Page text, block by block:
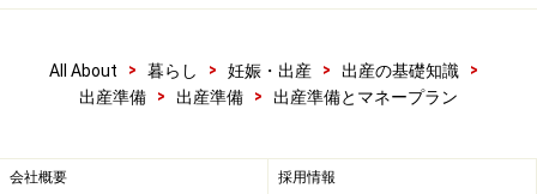
All About > 暮らし > 妊娠・出産 > 出産の基礎知識
>
出産準備
> 出産準備 > 出産準備とマネープラン
会社概要 採用情報